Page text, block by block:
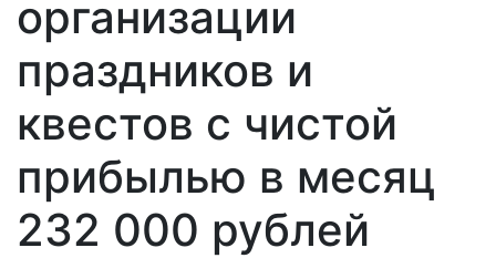
организации
праздников и
квестов с чистой
прибылью в месяц
232 000 рублей